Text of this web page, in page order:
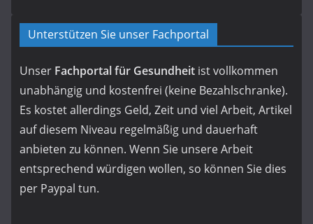
Unterstützen Sie unser Fachportal
Unser Fachportal für Gesundheit ist vollkommen
unabhängig und kostenfrei (keine Bezahlschranke).
Es kostet allerdings Geld, Zeit und viel Arbeit, Artikel
auf diesem Niveau regelmäßig und dauerhaft
anbieten zu können. Wenn Sie unsere Arbeit
entsprechend würdigen wollen, so können Sie dies
per Paypal tun.